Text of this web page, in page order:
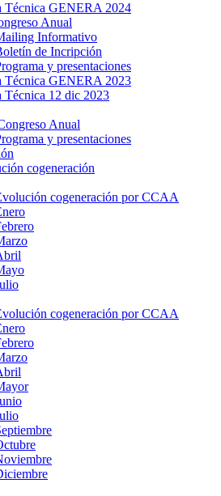
Técnica GENERA 2024
Anual
Informativo
de Incripción
y presentaciones
Técnica GENERA 2023
Técnica 12 dic 2023
Anual
y presentaciones
cogeneración
cogeneración por CCAA
cogeneración por CCAA